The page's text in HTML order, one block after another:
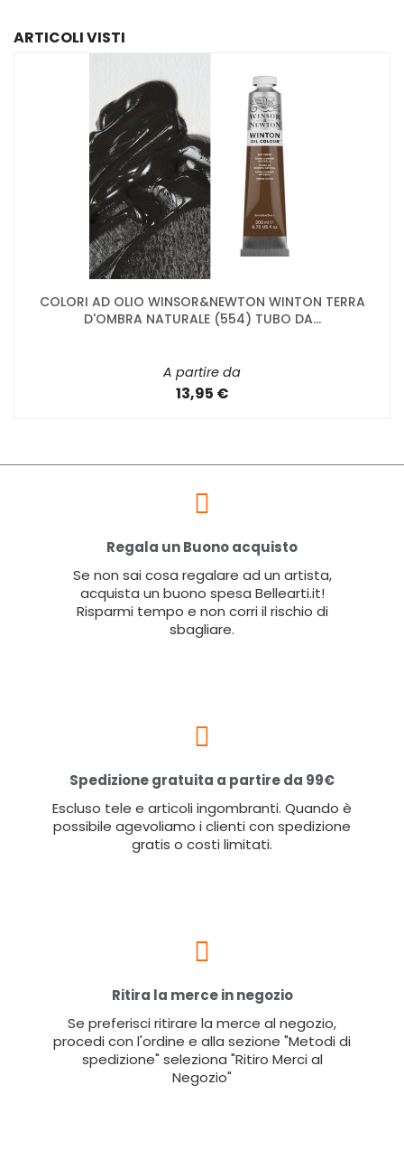
ARTICOLI VISTI
COLORI AD OLIO WINSOR&NEWTON WINTON TERRA
D'OMBRA NATURALE (554) TUBO DA...
A partire da
13,95 €
Regala un Buono acquisto
Se non sai cosa regalare ad un artista,
acquista un buono spesa Bellearti.it!
Risparmi tempo e non corri il rischio di
sbagliare.
Spedizione gratuita a partire da 99€
Escluso tele e articoli ingombranti. Quando è
possibile agevoliamo i clienti con spedizione
gratis o costi limitati.
Ritira la merce in negozio
Se preferisci ritirare la merce al negozio,
procedi con l'ordine e alla sezione "Metodi di
spedizione" seleziona "Ritiro Merci al
Negozio"